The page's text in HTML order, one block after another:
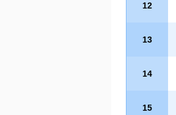
12
13
14
15